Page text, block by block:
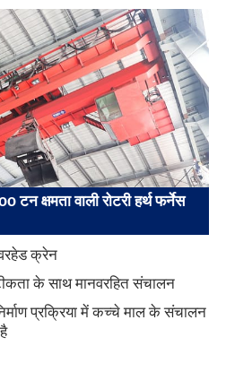
क्षमता वाली रोटरी हर्थ फर्नेस
क्रेन
के साथ मानवरहित संचालन
प्रक्रिया में कच्चे माल के संचालन